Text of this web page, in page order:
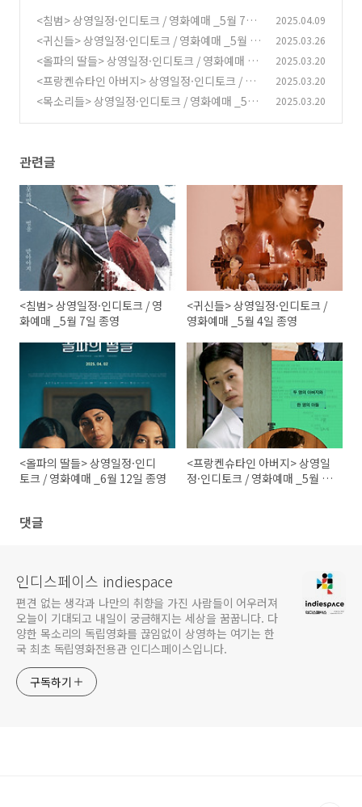
<침범> 상영일정·인디토크 / 영화예매 _5월 7일
종영
(1)
2025.04.09
<귀신들> 상영일정·인디토크 / 영화예매 _5월 4
일 종영
(0)
2025.03.26
<올파의 딸들> 상영일정·인디토크 / 영화예매 _
6월 12일 종영
(0)
2025.03.20
<프랑켄슈타인 아버지> 상영일정·인디토크 / 영
화예매 _5월 6일 종영
(0)
2025.03.20
<목소리들> 상영일정·인디토크 / 영화예매 _5월
2025.03.20
관련글
<침범> 상영일정·인디토크 / 영
화예매 _5월 7일 종영
<귀신들> 상영일정·인디토크 /
영화예매 _5월 4일 종영
<올파의 딸들> 상영일정·인디
토크 / 영화예매 _6월 12일 종영
<프랑켄슈타인 아버지> 상영일
정·인디토크 / 영화예매 _5월 6
댓글
인디스페이스 indiespace
편견 없는 생각과 나만의 취향을 가진 사람들이 어우러져
오늘이 기대되고 내일이 궁금해지는 세상을 꿈꿉니다. 다
양한 목소리의 독립영화를 끊임없이 상영하는 여기는 한
국 최초 독립영화전용관 인디스페이스입니다.
구독하기